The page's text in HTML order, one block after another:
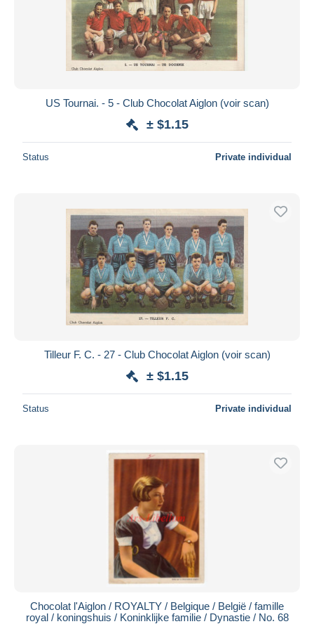
US Tournai. - 5 - Club Chocolat Aiglon (voir scan)
± $1.15
Status Private individual
Tilleur F. C. - 27 - Club Chocolat Aiglon (voir scan)
± $1.15
Status Private individual
Chocolat l'Aiglon / ROYALTY / Belgique / België / famille
royal / koningshuis / Koninklijke familie / Dynastie / No. 68